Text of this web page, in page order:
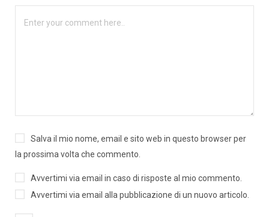
Salva il mio nome, email e sito web in questo browser per
la prossima volta che commento.
Avvertimi via email in caso di risposte al mio commento.
Avvertimi via email alla pubblicazione di un nuovo articolo.